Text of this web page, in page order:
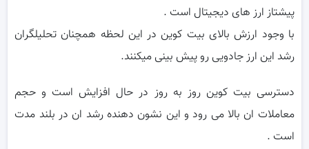
پیشتاز ارز های دیجیتال است .
با وجود ارزش بالای بیت کوین در این لحظه همچنان تحلیلگران
رشد این ارز جادویی رو پیش بینی میکنند.
دسترسی بیت کوین روز به روز در حال افزایش است و حجم
معاملات ان بالا می رود و این نشون دهنده رشد ان در بلند مدت
است .